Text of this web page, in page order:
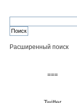
Расширенный поиск
===